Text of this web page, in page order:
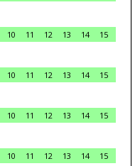
10 11 12 13 14
15
10 11 12 13 14
15
10 11 12 13 14
15
10 11 12 13 14
15